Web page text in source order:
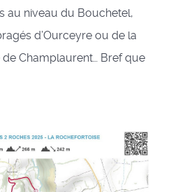
au niveau du Bouchetel,
d’Ourceyre ou de la
Champlaurent… Bref que